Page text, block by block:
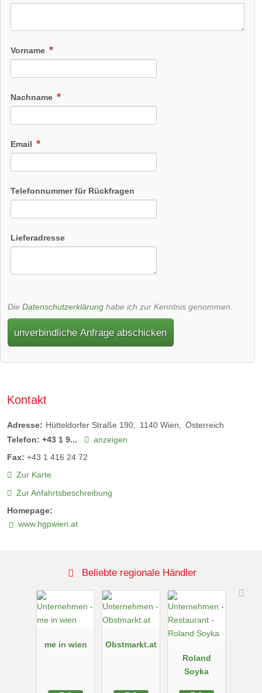
Vorname
Nachname
Email
Telefonnummer für Rückfragen
Lieferadresse
Die Datenschutzerklärung habe ich zur Kenntnis genommen.
unverbindliche Anfrage abschicken
Kontakt
Adresse: Hütteldorfer Straße 190 1140 Wien
Österreich
Telefon: +43 1 9...
anzeigen
Fax: +43 1 416 24 72
Zur Karte
Zur Anfahrtsbeschreibung
Homepage:
www.hgpwien.at
Beliebte regionale Händler
me in wien Obstmarkt.at
Roland
Soyka